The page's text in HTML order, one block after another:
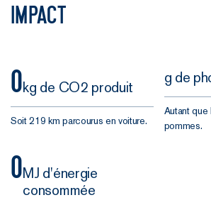
Impact
0kg de CO2 produit
Soit 219 km parcourus en voiture.
g de
Autant
pommes.
0MJ d'énergie
consommée